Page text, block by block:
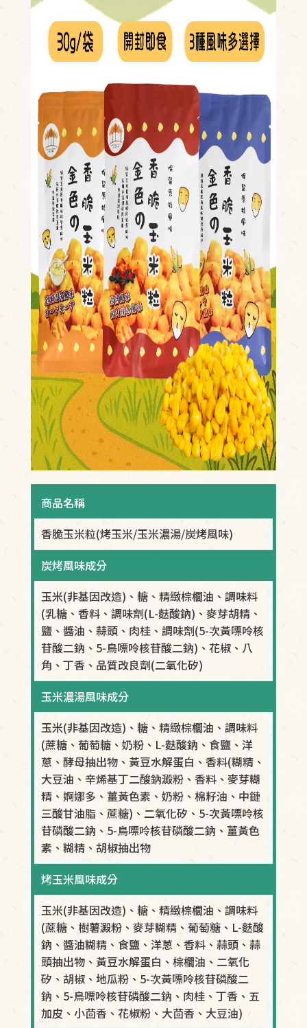
商品名稱
香脆玉米粒(烤玉米/玉米濃湯/炭烤風味)
炭烤風味成分
玉米(非基因改造)、糖、精緻棕櫚油、調味料
(乳糖、香料、調味劑(L-麩酸鈉)、麥芽胡精、
鹽、醬油、蒜頭、肉桂、調味劑(5-次黃嘌呤核
苷酸二鈉、5-鳥嘌呤核苷酸二鈉)、花椒、八
角、丁香、品質改良劑(二氧化矽)
玉米濃湯風味成分
玉米(非基因改造)、糖、精緻棕櫚油、調味料
(蔗糖、葡萄糖、奶粉、L-麩酸鈉、食鹽、洋
蔥、酵母抽出物、黃豆水解蛋白、香料(糊精、
大豆油、辛烯基丁二酸鈉澱粉、香料、麥芽糊
精、婀娜多、薑黃色素、奶粉、棉籽油、中鏈
三酸甘油脂、蔗糖)、二氧化矽、5-次黃嘌呤核
苷磷酸二鈉、5-鳥嘌呤核苷磷酸二鈉、薑黃色
素、糊精、胡椒抽出物
烤玉米風味成分
玉米(非基因改造)、糖、精緻棕櫚油、調味料
(蔗糖、樹薯澱粉、麥芽糊精、葡萄糖、L-麩酸
鈉、醬油糊精、食鹽、洋蔥、香料、蒜頭、蒜
頭抽出物、黃豆水解蛋白、棕櫚油、二氧化
矽、胡椒、地瓜粉、5-次黃嘌呤核苷磷酸二
鈉、5-鳥嘌呤核苷磷酸二鈉、肉桂、丁香、五
加皮、小茴香、花椒粉、大茴香、大豆油)